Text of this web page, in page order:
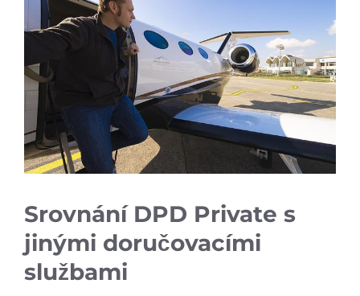
Srovnání DPD Private s
jinými doručovacími
službami